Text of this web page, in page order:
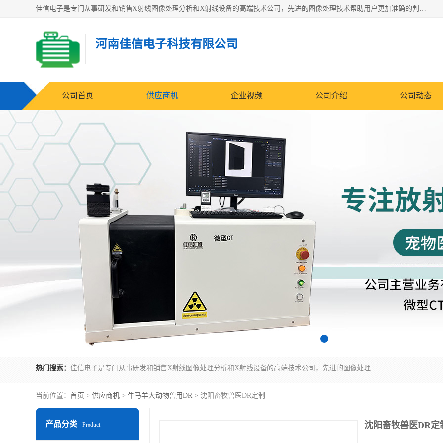
佳信电子是专门从事研发和销售X射线图像处理分析和X射线设备的高端技术公司，先进的图像处理技术帮助用户更加准确的判断图像，为科研和检测提供可靠保证，现有产品包括电力GIS探伤X射线检测系统，电力耐张线夹探伤X射线检测系统，便携式X射线，兽用图像的增强软件工具包，工业和兽用便携式DR，实验室CT，桌面CT等。
河南佳信电子科技有限公司
公司首页 供应商机 企业视频 公司介绍 公司动态
热门搜索： 佳信电子是专门从事研发和销售X射线图像处理分析和X射线设备的高端技术公司，先进的图像处理技术帮助用户更加准确的判断图像，为科研和检测提供可靠保证，现有产品包括电力GIS探伤X射线检测系统，电力耐张线夹探伤X射线检测系统，便携式X射线，兽用图像的增强软件工具包，工业和兽用便携式DR，实验室CT，桌面CT等。
当前位置： 首页 > 供应商机 > 牛马羊大动物兽用DR > 沈阳畜牧兽医DR定制
产品分类 Product 沈阳畜牧兽医DR定